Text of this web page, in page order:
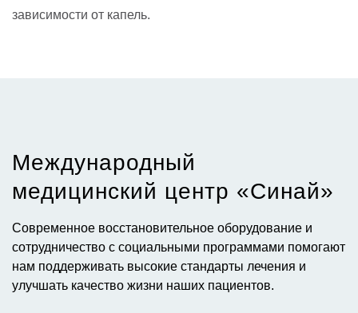
зависимости от капель.
Международный
медицинский центр «Синай»​
Современное восстановительное оборудование и
сотрудничество с социальными программами помогают
нам поддерживать высокие стандарты лечения и
улучшать качество жизни наших пациентов.